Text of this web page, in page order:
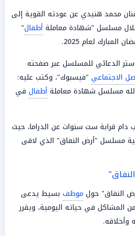
محمد هنيدي عن عودته القوية إلى
خلال مسلسل "شهادة معاملة أطفال"
لعام 2025.
الدعائي للمسلسل عبر صفحته
الاجتماعي "فيسبوك"، وكتب عليه:
مسلسل شهادة معاملة أطفال في
دام قرابة ست سنوات عن الدراما، حيث
مسلسل "أرض النفاق" الذي لاقى
النفاق" حول موظف بسيط يدعى
المشاكل في حياته اليومية، ويقرر
وأخلاقه.